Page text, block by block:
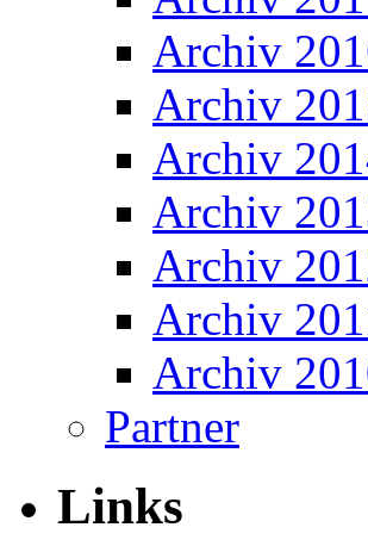
Archiv
Archiv
Archiv
Archiv
Archiv
Archiv
Archiv
Partner
Links